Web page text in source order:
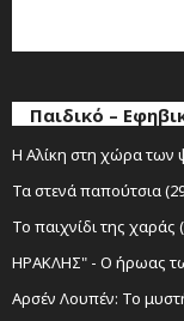
Παιδικό –
Η Αλίκη στη χώρα των
Τα στενά παπούτσια
Το παιχνίδι της χαράς
ΗΡΑΚΛΗΣ" - Ο ήρωας
Αρσέν Λουπέν: Το